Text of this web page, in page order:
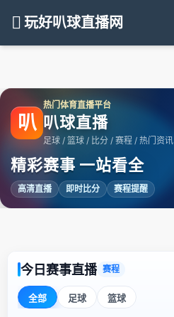
玩好叭球直播网
叭
热门体育直播平台
叭球直播
足球 / 篮球 / 比分 / 赛程 / 热门资讯
精彩赛事 一站看全
高清直播 即时比分 赛程提醒